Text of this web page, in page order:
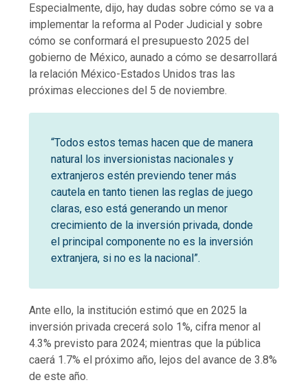
Especialmente, dijo, hay dudas sobre cómo se va a
implementar la reforma al Poder Judicial y sobre
cómo se conformará el presupuesto 2025 del
gobierno de México, aunado a cómo se desarrollará
la relación México-Estados Unidos tras las
próximas elecciones del 5 de noviembre.
“Todos estos temas hacen que de manera
natural los inversionistas nacionales y
extranjeros estén previendo tener más
cautela en tanto tienen las reglas de juego
claras, eso está generando un menor
crecimiento de la inversión privada, donde
el principal componente no es la inversión
extranjera, si no es la nacional”.
Ante ello, la institución estimó que en 2025 la
inversión privada crecerá solo 1%, cifra menor al
4.3% previsto para 2024; mientras que la pública
caerá 1.7% el próximo año, lejos del avance de 3.8%
de este año.